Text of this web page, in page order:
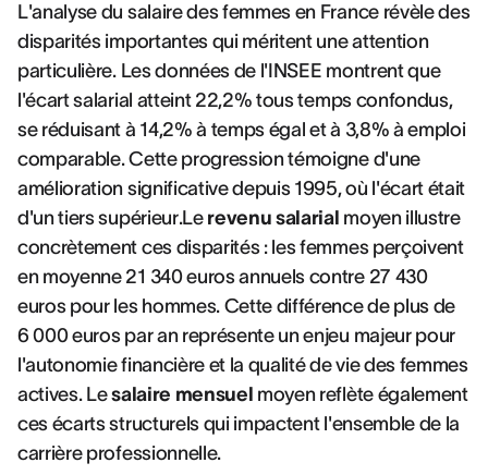
L'analyse du salaire des femmes en France révèle des
disparités importantes qui méritent une attention
particulière. Les données de l'INSEE montrent que
l'écart salarial atteint 22,2% tous temps confondus,
se réduisant à 14,2% à temps égal et à 3,8% à emploi
comparable. Cette progression témoigne d'une
amélioration significative depuis 1995, où l'écart était
d'un tiers supérieur.Le revenu salarial moyen illustre
concrètement ces disparités : les femmes perçoivent
en moyenne 21 340 euros annuels contre 27 430
euros pour les hommes. Cette différence de plus de
6 000 euros par an représente un enjeu majeur pour
l'autonomie financière et la qualité de vie des femmes
actives. Lesalaire mensuel moyen reflète également
ces écarts structurels qui impactent l'ensemble de la
carrière professionnelle.